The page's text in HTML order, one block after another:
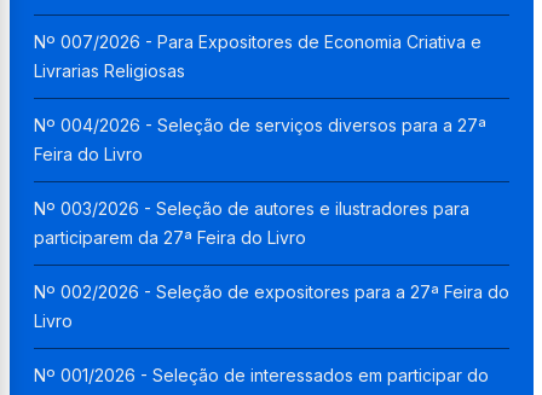
Nº 007/2026 - Para Expositores de Economia Criativa e
Livrarias Religiosas
Nº 004/2026 - Seleção de serviços diversos para a 27ª
Feira do Livro
Nº 003/2026 - Seleção de autores e ilustradores para
participarem da 27ª Feira do Livro
Nº 002/2026 - Seleção de expositores para a 27ª Feira do
Livro
Nº 001/2026 - Seleção de interessados em participar do